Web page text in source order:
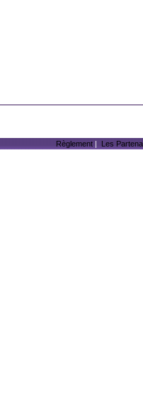
Règlement| Les